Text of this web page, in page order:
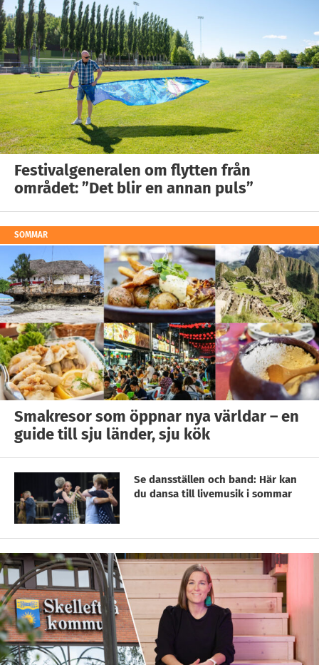
Festivalgeneralen om flytten från
området: ”Det blir en annan puls”
SOMMAR
Smakresor som öppnar nya världar – en
guide till sju länder, sju kök
Se dansställen och band: Här kan
du dansa till livemusik i sommar